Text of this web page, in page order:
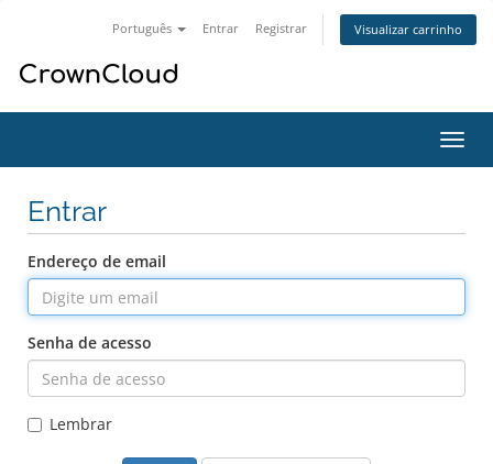
Português Entrar Registrar Visualizar carrinho
Entrar
Endereço de email
Senha de acesso
Lembrar